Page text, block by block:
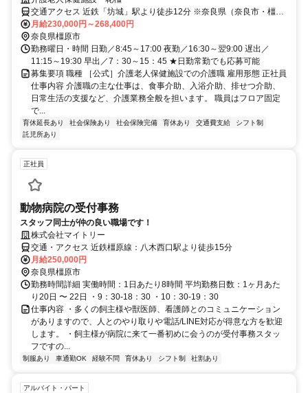
交通アクセス 近鉄「坊城」駅より徒歩12分 ※奈良県（奈良市・橿原
市・大和高田市・吉野郡・五條市）や和歌山県橋本市など 奈良県
内・県外から幅広く通勤されています。
月給230,000円～268,400円
奈良県橿原市
勤務曜日・時間 日勤／8:45～17:00 夜勤／16:30～翌9:00 遅出／
11:15～19:30 早出／7：30～15：45 ★日勤常勤でも応募可能
募集要項 職種 ［公式］介護老人保健施設での介護職 雇用形態 正社員
仕事内容 介護職の主な仕事は、食事介助、入浴介助、排せつ介助、
日常生活の支援など、介護業務全般を担います。 職員はフロア固定
で...
育休延長あり 社会保険あり 社会保険完備 育休あり 交通費支給
シフト制
託児所あり
正社員
動物病院の受付事務
スタッフ同士が仲の良い職場です！
株式会社マイトリー
交通・アクセス 近鉄橿原線：八木西口駅より徒歩15分
月給250,000円
奈良県橿原市
勤務時間詳細 実働時間：1日あたり8時間 平均勤務日数：1ヶ月あた
り20日 〜 22日 ・9：30-18：30 ・10：30-19：30
仕事内容 ・多くの飼主様や獣医師、看護師とのコミュニケーション
がありますので、人とのやり取りや電話/LINE対応が得意な方を歓迎
します。 ・飼主様が病院に来て一番初めに会うのが受付事務スタッ
フですの...
制服あり 車通勤OK 経験不問 育休あり シフト制 社割あり
アルバイト・パート